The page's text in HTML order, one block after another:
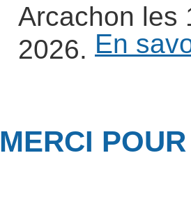
Arcachon les
2026. En
MERCI